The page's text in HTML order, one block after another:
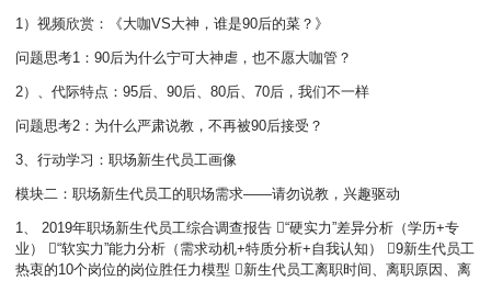
1）视频欣赏：《大咖VS大神，谁是90后的菜？》
问题思考1：90后为什么宁可大神虐，也不愿大咖管？
2）、代际特点：95后、90后、80后、70后，我们不一样
问题思考2：为什么严肃说教，不再被90后接受？
3、行动学习：职场新生代员工画像
模块二：职场新生代员工的职场需求——请勿说教，兴趣驱动
1、 2019年职场新生代员工综合调查报告 “硬实力”差异分析（学历+专
业） “软实力”能力分析（需求动机+特质分析+自我认知） 9新生代员工
热衷的10个岗位的岗位胜任力模型 新生代员工离职时间、离职原因、离